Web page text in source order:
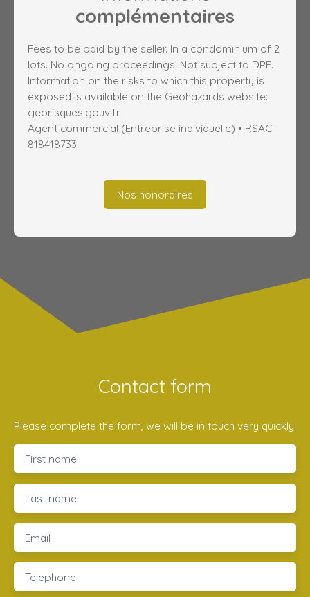
complémentaires
Fees to be paid by the seller. In a condominium of 2
lots. No ongoing proceedings. Not subject to DPE.
Information on the risks to which this property is
exposed is available on the Geohazards website:
georisques.gouv.fr.
Agent commercial (Entreprise individuelle) • RSAC
818418733
Nos honoraires
Contact form
Please complete the form, we will be in touch very quickly.
First name
Last name
Email
Telephone